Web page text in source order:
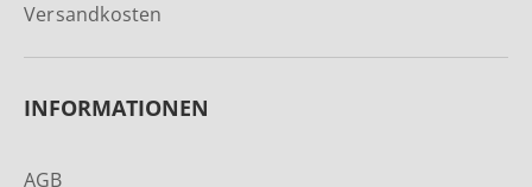
Versandkosten
INFORMATIONEN
AGB